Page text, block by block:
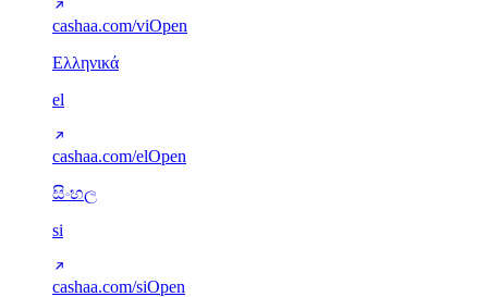
cashaa.com/viOpen
Ελληνικά
el
cashaa.com/elOpen
සිංහල
si
cashaa.com/siOpen